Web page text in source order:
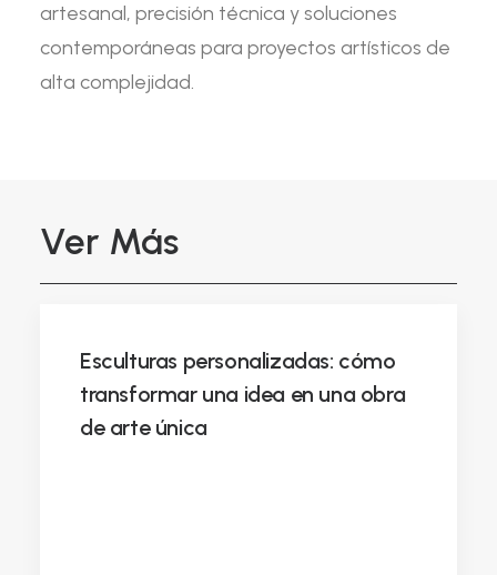
artesanal, precisión técnica y soluciones
contemporáneas para proyectos artísticos de
alta complejidad.
Ver Más
Esculturas personalizadas: cómo
transformar una idea en una obra
de arte única